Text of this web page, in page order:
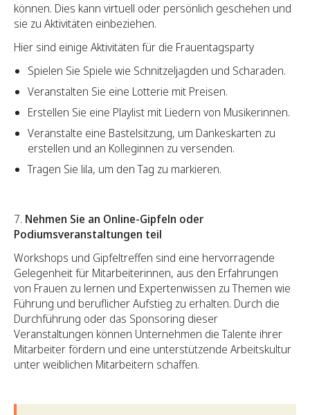
können. Dies kann virtuell oder persönlich geschehen und
sie zu Aktivitäten einbeziehen.
Hier sind einige Aktivitäten für die Frauentagsparty
Spielen Sie Spiele wie Schnitzeljagden und Scharaden.
Veranstalten Sie eine Lotterie mit Preisen.
Erstellen Sie eine Playlist mit Liedern von Musikerinnen.
Veranstalte eine Bastelsitzung, um Dankeskarten zu
erstellen und an Kolleginnen zu versenden.
Tragen Sie lila, um den Tag zu markieren.
7. Nehmen Sie an Online-Gipfeln oder
Podiumsveranstaltungen teil
Workshops und Gipfeltreffen sind eine hervorragende
Gelegenheit für Mitarbeiterinnen, aus den Erfahrungen
von Frauen zu lernen und Expertenwissen zu Themen wie
Führung und beruflicher Aufstieg zu erhalten. Durch die
Durchführung oder das Sponsoring dieser
Veranstaltungen können Unternehmen die Talente ihrer
Mitarbeiter fördern und eine unterstützende Arbeitskultur
unter weiblichen Mitarbeitern schaffen.